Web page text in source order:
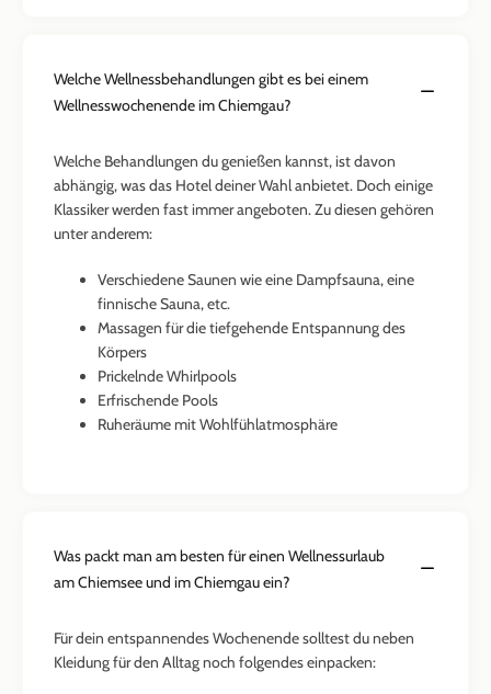
Welche Wellnessbehandlungen gibt es bei einem
Wellnesswochenende im Chiemgau?
Welche Behandlungen du genießen kannst, ist davon
abhängig, was das Hotel deiner Wahl anbietet. Doch einige
Klassiker werden fast immer angeboten. Zu diesen gehören
unter anderem:
Verschiedene Saunen wie eine Dampfsauna, eine
finnische Sauna, etc.
Massagen für die tiefgehende Entspannung des
Körpers
Prickelnde Whirlpools
Erfrischende Pools
Ruheräume mit Wohlfühlatmosphäre
Was packt man am besten für einen Wellnessurlaub
am Chiemsee und im Chiemgau ein?
Für dein entspannendes Wochenende solltest du neben
Kleidung für den Alltag noch folgendes einpacken: